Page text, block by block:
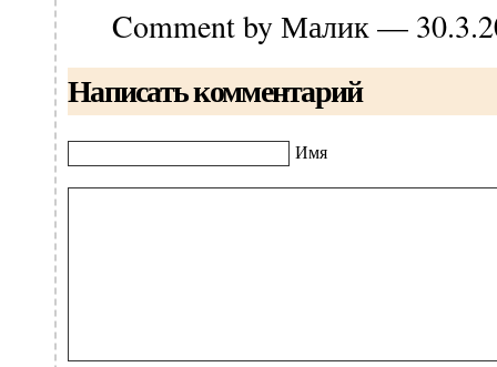
Comment by Малик —
Написать комментарий
Имя